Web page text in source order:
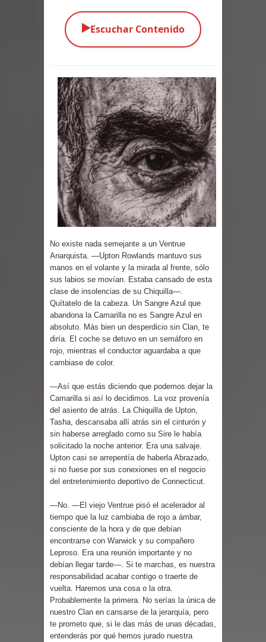
Parte 01: El Enemigo Interior
Los Muertos se Levantan (Relato)
Los Monstruos más Buscados
Alma
El Destructor
El Buscador
El Pueblo Protegido
Parte 05: Sitiados
▶️Escuchar Contenido
No existe nada semejante a un Ventrue
Anarquista. —Upton Rowlands mantuvo sus
manos en el volante y la mirada al frente, sólo
sus labios se movían. Estaba cansado de esta
clase de insolencias de su Chiquilla—.
Quítatelo de la cabeza. Un Sangre Azul que
abandona la Camarilla no es Sangre Azul en
absoluto. Más bien un desperdicio sin Clan, te
diría. El coche se detuvo en un semáforo en
rojo, mientras el conductor aguardaba a que
cambiase de color.
—Así que estás diciendo que podemos dejar la
Camarilla si así lo decidimos. La voz provenía
del asiento de atrás. La Chiquilla de Upton,
Tasha, descansaba allí atrás sin el cinturón y
sin haberse arreglado como su Sire le había
solicitado la noche anterior. Era una salvaje.
Upton casi se arrepentía de haberla Abrazado,
si no fuese por sus conexiones en el negocio
del entretenimiento deportivo de Connecticut.
—No. —El viejo Ventrue pisó el acelerador al
tiempo que la luz cambiaba de rojo a ámbar,
consciente de la hora y de que debían
encontrarse con Warwick y su compañero
Leproso. Era una reunión importante y no
debían llegar tarde—. Si te marchas, es nuestra
responsabilidad acabar contigo o traerte de
vuelta. Haremos una cosa o la otra.
Probablemente la primera. No serías la única de
nuestro Clan en cansarse de la jerarquía, pero
te prometo que, si le das más de unas décadas,
entenderás por qué hemos jurado nuestra